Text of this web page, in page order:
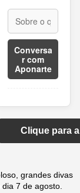
Conversa
r com
Aponarte
Clique para
grandes divas
7 de agosto.